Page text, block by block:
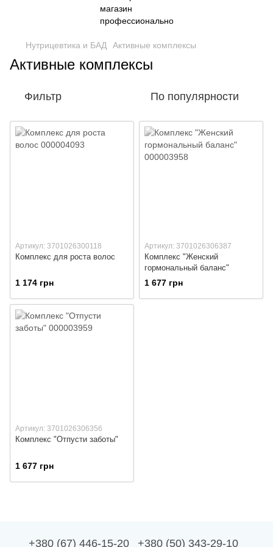
Нутрицевтика и БАД Активные комплексы
Активные комплексы
Фильтр По популярности
Артикул: 3701026300118
Комплекс для роста волос
1 174 грн
Артикул: 3701026306387
Комплекс "Женский
гормональный баланс"
1 677 грн
Артикул: 3701026306356
Комплекс "Отпусти заботы"
1 677 грн
+380 (67) 446-15-20 +380 (50) 343-29-10